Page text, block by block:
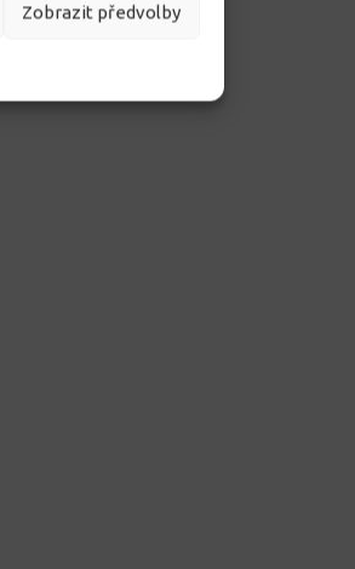
Zobrazit předvolby